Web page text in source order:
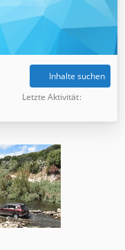
Inhalte suchen
Letzte Aktivität